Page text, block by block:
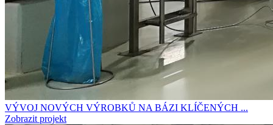
VÝVOJ NOVÝCH VÝROBKŮ NA BÁZI KLÍČENÝCH ...
Zobrazit projekt